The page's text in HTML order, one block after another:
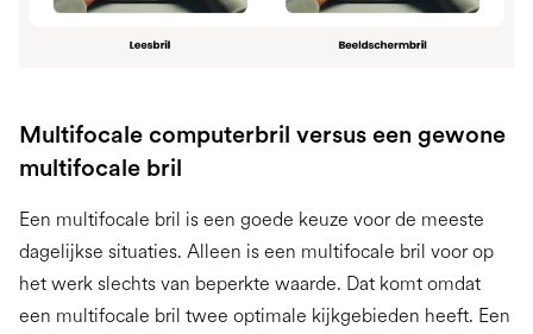
Multifocale computerbril versus een gewone
multifocale bril
Een multifocale bril is een goede keuze voor de meeste
dagelijkse situaties. Alleen is een multifocale bril voor op
het werk slechts van beperkte waarde. Dat komt omdat
een multifocale bril twee optimale kijkgebieden heeft. Een